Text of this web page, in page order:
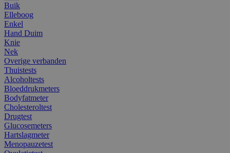
Buik
Elleboog
Enkel
Hand Duim
Knie
Nek
Overige verbanden
Thuistests
Alcoholtests
Bloeddrukmeters
Bodyfatmeter
Cholesteroltest
Drugtest
Glucosemeters
Hartslagmeter
Menopauzetest